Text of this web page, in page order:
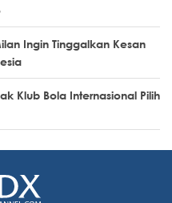
Ingin Tinggalkan Kesan
Klub Bola Internasional Pilih